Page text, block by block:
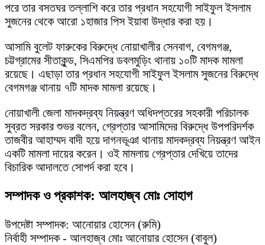
পরে তার বসতঘর তল্লাশি করে তার প্রধান সহযোগী সাইফুল ইসলাম
সুজনের থেকে আরো ১হাজার পিস ইয়াবা উদ্ধার করা হয়।
আসামি বুলেট ফারুকের বিরুদ্ধে নোয়াখালীর সেনবাগ, বেগমগঞ্জ,
চট্টগ্রামের সীতাকুন্ড, সিএমপির ডবলমুড়িং থানায় ১০টি মাদক মামলা
রয়েছে। এছাড়া তার প্রধান সহযোগী সাইফুল ইসলাম সুজনের বিরুদ্ধে
বেগমগঞ্জ থানায় ৭টি মাদক মামলা রয়েছে।
নোয়াখালী জেলা মাদকদ্রব্য নিয়ন্ত্রণ অধিদপ্তরের সহকারী পরিচালক
সুব্রত সরকার শুভর বলেন, গ্রেপ্তার আসামিদের বিরুদ্ধে উপপরিদর্শক
তাজবীর আহাম্মদ বাদী হয়ে দাগনভূঞা থানায় মাদকদ্রব্য নিয়ন্ত্রণ আইন
একটি মামলা দায়ের করেন। ওই মামলায় গ্রেপ্তার দেখিয়ে তাদের
বিচারিক আদালতে সোপর্দ করা হবে।
সম্পাদক ও প্রকাশক: আলহাজ্ব মোঃ সোহাগ
উপদেষ্টা সম্পাদক: আনোয়ার হোসেন (রুমি)
নির্বাহী সম্পাদক - আলহাজ্ব মোঃ আনোয়ার হোসেন (বাবুল)